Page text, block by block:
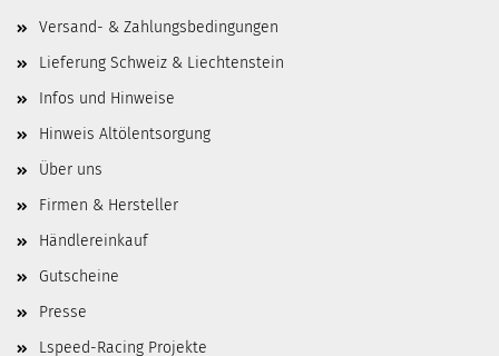
Versand- & Zahlungsbedingungen
Lieferung Schweiz & Liechtenstein
Infos und Hinweise
Hinweis Altölentsorgung
Über uns
Firmen & Hersteller
Händlereinkauf
Gutscheine
Presse
Lspeed-Racing Projekte